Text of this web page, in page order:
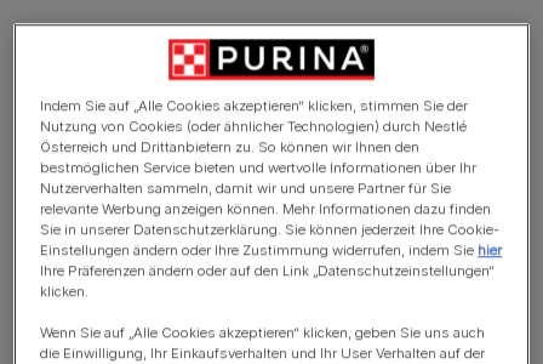
Lerne mehr über die
körperliche Verfassung
deines Hundes
Dein Tierarzt geht systematisch vor um festzustellen, ob
dein kleiner Hund idealgewichtig ist. Dabei prüft er die
Körperform und das Unterhautfettgewebe, indem er die
Form deines kleinen Hundes von hinten, von der Seite,
den Brustkorb, Nacken und die Bauchunterseite deines
Indem Sie auf „Alle Cookies akzeptieren“ klicken, stimmen Sie der
Nutzung von Cookies (oder ähnlicher Technologien) durch Nestlé
Österreich und Drittanbietern zu. So können wir Ihnen den
bestmöglichen Service bieten und wertvolle Informationen über Ihr
Nutzerverhalten sammeln, damit wir und unsere Partner für Sie
relevante Werbung anzeigen können. Mehr Informationen dazu finden
Sie in unserer Datenschutzerklärung. Sie können jederzeit Ihre Cookie-
Einstellungen ändern oder Ihre Zustimmung widerrufen, indem Sie hier
Ihre Präferenzen ändern oder auf den Link „Datenschutzeinstellungen“
klicken.
Wenn Sie auf „Alle Cookies akzeptieren“ klicken, geben Sie uns auch
die Einwilligung, Ihr Einkaufsverhalten und Ihr User Verhalten auf der